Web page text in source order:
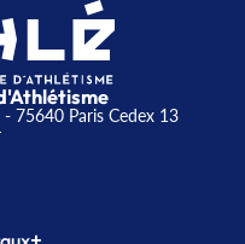
75640 Paris Cedex 13